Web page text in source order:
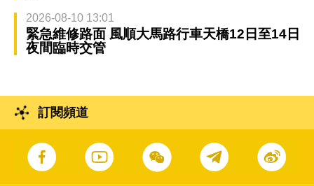
2026-08-10 13:01
緊急維修路面 風順大馬路行車天橋12日至14日
夜間臨時交管
訂閱頻道